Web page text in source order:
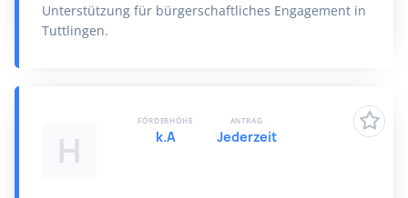
Unterstützung für bürgerschaftliches Engagement in
Tuttlingen.
H
FÖRDERHÖHE
k.A
ANTRAG
Jederzeit